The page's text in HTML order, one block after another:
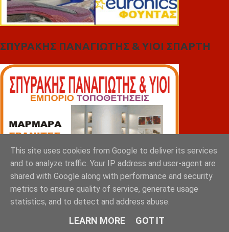
ΣΠΥΡΑΚΗΣ ΠΑΝΑΓΙΩΤΗΣ & YIOI ΣΠΑΡΤΗ
This site uses cookies from Google to deliver its services
and to analyze traffic. Your IP address and user-agent are
shared with Google along with performance and security
metrics to ensure quality of service, generate usage
statistics, and to detect and address abuse.
LEARN MORE GOT IT